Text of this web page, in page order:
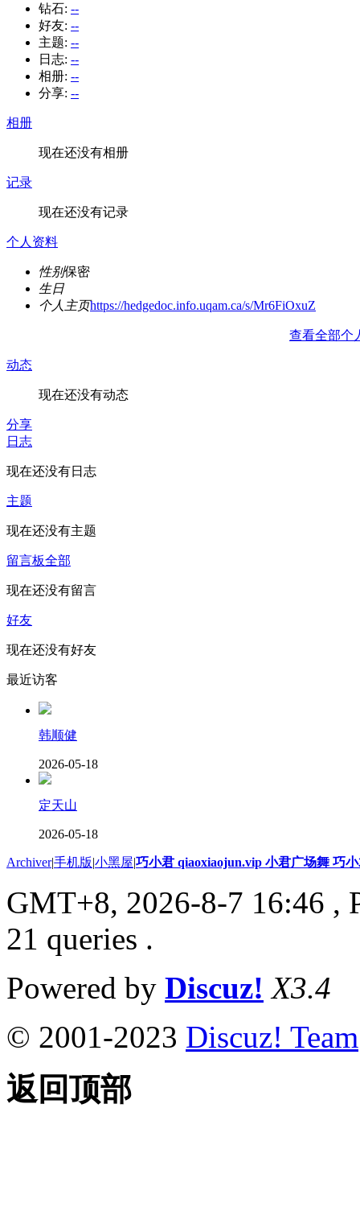
钻石: --
好友: --
主题: --
日志: --
相册: --
分享: --
相册
现在还没有相册
记录
现在还没有记录
个人资料
性别保密
生日
个人主页https://hedgedoc.info.uqam.ca/s/Mr6FiOxuZ
查看全部个
动态
现在还没有动态
分享
日志
现在还没有日志
主题
现在还没有主题
留言板全部
现在还没有留言
好友
现在还没有好友
最近访客
韩顺健
2026-05-18
定天山
2026-05-18
Archiver|手机版|小黑屋|巧小君 qiaoxiaojun.vip 小君广场舞 巧
GMT+8, 2026-8-7 16:46 ,
21 queries .
Powered by Discuz! X3.4
© 2001-2023 Discuz! Team
返回顶部